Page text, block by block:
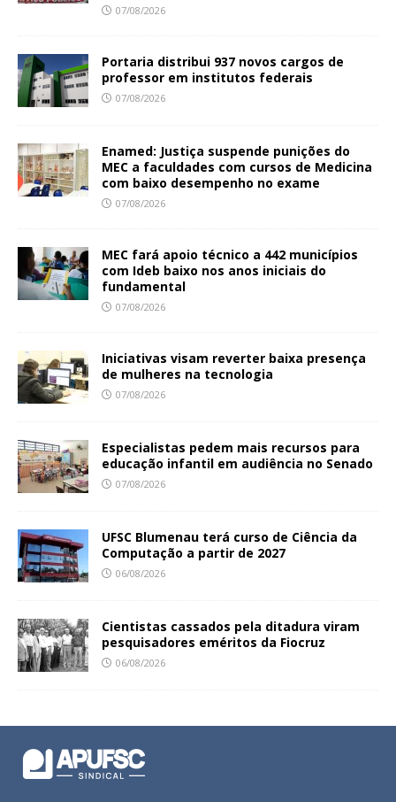
07/08/2026
Portaria distribui 937 novos cargos de
professor em institutos federais
07/08/2026
Enamed: Justiça suspende punições do
MEC a faculdades com cursos de Medicina
com baixo desempenho no exame
07/08/2026
MEC fará apoio técnico a 442 municípios
com Ideb baixo nos anos iniciais do
fundamental
07/08/2026
Iniciativas visam reverter baixa presença
de mulheres na tecnologia
07/08/2026
Especialistas pedem mais recursos para
educação infantil em audiência no Senado
07/08/2026
UFSC Blumenau terá curso de Ciência da
Computação a partir de 2027
06/08/2026
Cientistas cassados pela ditadura viram
pesquisadores eméritos da Fiocruz
06/08/2026